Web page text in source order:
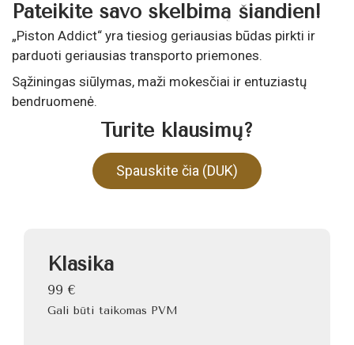
Pateikite savo skelbimą šiandien!
„Piston Addict“ yra tiesiog geriausias būdas pirkti ir
parduoti geriausias transporto priemones.
Sąžiningas siūlymas, maži mokesčiai ir entuziastų
bendruomenė.
Turite klausimų?
Spauskite čia (DUK)
Klasika
99 €
Gali būti taikomas PVM